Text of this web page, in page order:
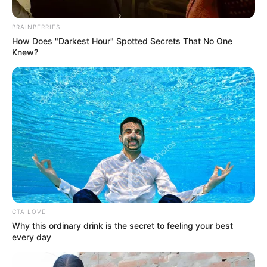
Colprensa
Parqueaderos cerca de El Dorado desde $30.000 por 24
horas
Por:Cristhiam Martínez
Junio 25, 2026
BRAINBERRIES
How Does "Darkest Hour" Spotted Secrets That No One
Knew?
CTA LOVE
Why this ordinary drink is the secret to feeling your best
every day